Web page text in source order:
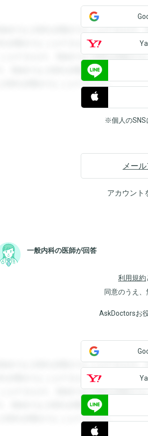
登録すると回答を閲覧することができます
答を閲覧することができます。登録すると
ことができます。登録すると回答を閲覧す
す。登録すると回答を閲覧することができ
と回答を閲覧することができます。
※個人のSNS
メー
アカウント
一般内科の医師が回答
利用規約
同意のうえ
AskDoctorsお
登録すると回答を閲覧することができます
答を閲覧することができます。登録すると
ことができます。登録すると回答を閲覧す
す。登録すると回答を閲覧することができ
と回答を閲覧することができます。